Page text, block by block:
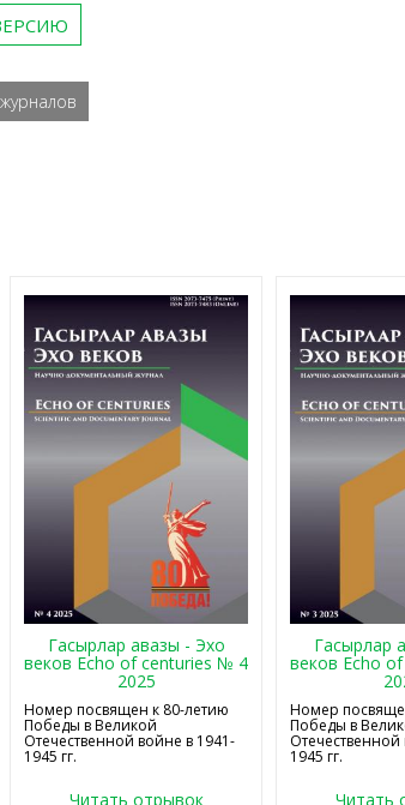
Гасырлар авазы - Эхо
веков Echo of centuries № 4
2025
Номер посвящен к 80-летию
Победы в Великой
Отечественной войне в 1941-
1945 гг.
Читать отрывок
Гасырлар
веков Echo
Номер
Победы в
1945 гг.
Читать